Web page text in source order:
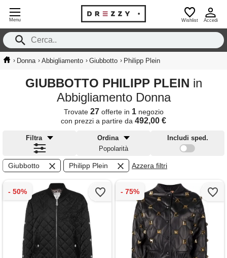
Menu Wishlist Accedi
› Donna › Abbigliamento › Giubbotto › Philipp Plein
GIUBBOTTO PHILIPP PLEIN in
Abbigliamento Donna
Trovate 27offerte in 1negozio
con prezzi a partire da 492,00 €
Filtra
Ordina
Popolarità
Includi sped.
Giubbotto Philipp Plein Azzera filtri